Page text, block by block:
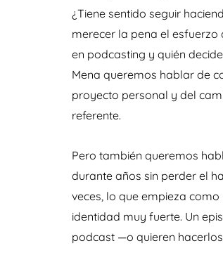
¿Tiene sentido seguir
merecer la pena el esfuerzo
en podcasting y quién
Mena queremos hablar de
proyecto personal y del
referente.
Pero también queremos
durante años sin perder el
veces, lo que empieza
identidad muy fuerte. Un
podcast —o quieren